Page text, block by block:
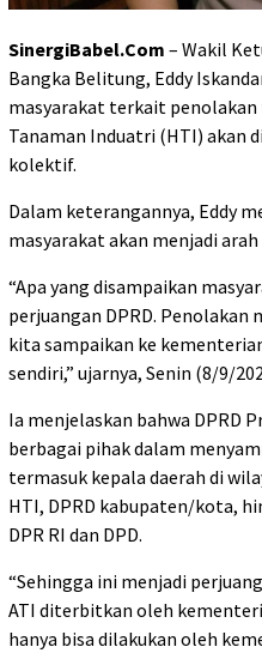
SinergiBabel.Com – Wakil
Bangka Belitung, Eddy
masyarakat terkait
Tanaman Induatri (HTI) akan
kolektif.
Dalam keterangannya, Eddy
masyarakat akan menjadi arah
“Apa yang disampaikan
perjuangan DPRD. Penolakan
kita sampaikan ke
sendiri,” ujarnya, Senin (8/9/
Ia menjelaskan bahwa DPRD
berbagai pihak dalam
termasuk kepala daerah di
HTI, DPRD kabupaten/kota,
DPR RI dan DPD.
“Sehingga ini menjadi
ATI diterbitkan oleh
hanya bisa dilakukan oleh